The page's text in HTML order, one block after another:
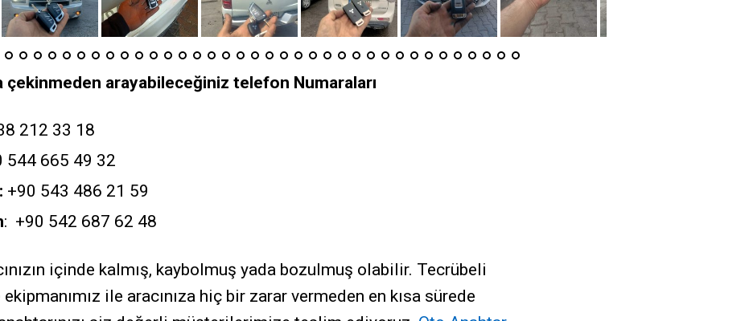
arayabileceğiniz telefon Numaraları
212 33 18
544 665 49 32
+90 543 486 21 59
: +90 542 687 62 48
içinde kalmış, kaybolmuş yada bozulmuş olabilir. Tecrübeli
ile aracınıza hiç bir zarar vermeden en kısa sürede